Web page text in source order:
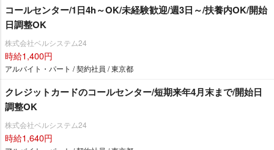
コールセンター/1日4h～OK/未経験歓迎/週3日～/扶養内OK/開始
日調整OK
株式会社ベルシステム24
時給1,400円
アルバイト・パート / 契約社員 / 東京都
クレジットカードのコールセンター/短期来年4月末まで/開始日
調整OK
株式会社ベルシステム24
時給1,640円